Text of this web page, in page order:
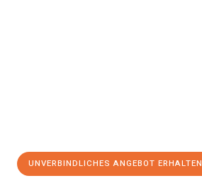
UNVERBINDLICHES ANGEBOT ERHALTEN